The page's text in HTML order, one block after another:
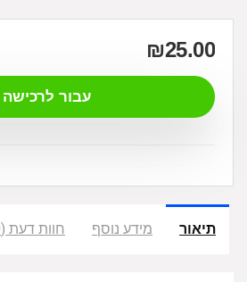
₪25.00
עבור לרכישה
תיאור מידע נוסף חוות דעת (0)